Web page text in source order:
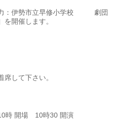
力：伊勢市立早修小学校 劇団
を開催します。
して下さい。
時 開場 10時30 開演